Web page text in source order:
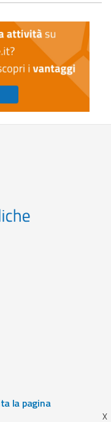
la pagina